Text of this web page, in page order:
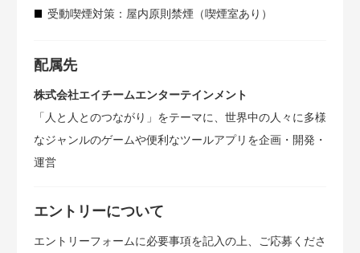
受動喫煙対策：屋内原則禁煙（喫煙室あり）
配属先
株式会社エイチームエンターテインメント
「人と人とのつながり」をテーマに、世界中の人々に多様
なジャンルのゲームや便利なツールアプリを企画・開発・
運営
エントリーについて
エントリーフォームに必要事項を記入の上、ご応募くださ